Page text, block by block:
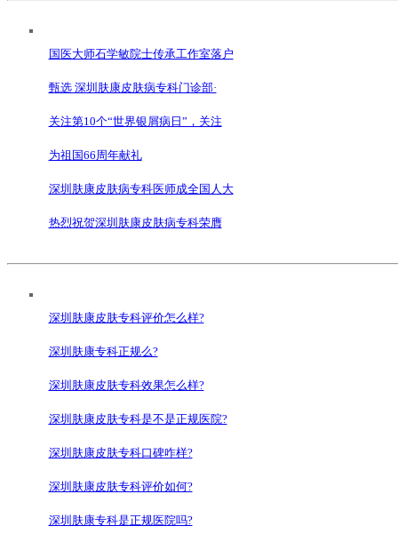
国医大师石学敏院士传承工作室落户
甄选 深圳肤康皮肤病专科门诊部·
关注第10个“世界银屑病日”，关注
为祖国66周年献礼
深圳肤康皮肤病专科医师成全国人大
热烈祝贺深圳肤康皮肤病专科荣膺
深圳肤康皮肤专科评价怎么样?
深圳肤康专科正规么?
深圳肤康皮肤专科效果怎么样?
深圳肤康皮肤专科是不是正规医院?
深圳肤康皮肤专科口碑咋样?
深圳肤康皮肤专科评价如何?
深圳肤康专科是正规医院吗?